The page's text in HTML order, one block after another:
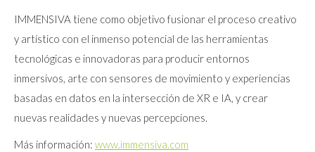
IMMENSIVA tiene como objetivo fusionar el proceso creativo
y artístico con el inmenso potencial de las herramientas
tecnológicas e innovadoras para producir entornos
inmersivos, arte con sensores de movimiento y experiencias
basadas en datos en la intersección de XR e IA, y crear
nuevas realidades y nuevas percepciones.
Más información: www.immensiva.com